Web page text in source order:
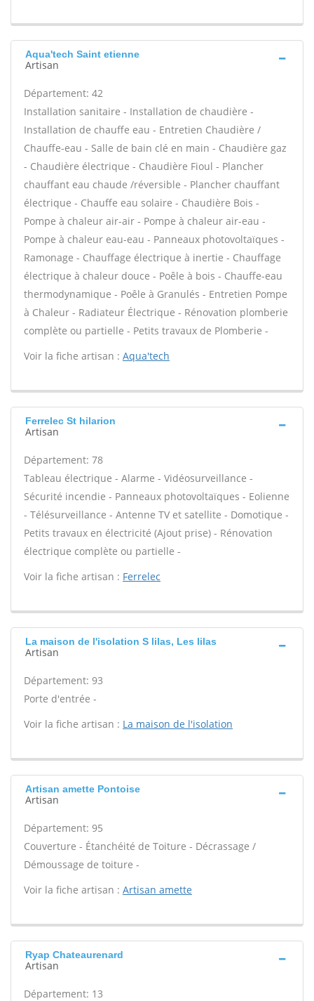
Aqua'tech Saint etienne
Artisan
Département: 42
Installation sanitaire - Installation de chaudière -
Installation de chauffe eau - Entretien Chaudière /
Chauffe-eau - Salle de bain clé en main - Chaudière gaz
- Chaudière électrique - Chaudière Fioul - Plancher
chauffant eau chaude /réversible - Plancher chauffant
électrique - Chauffe eau solaire - Chaudière Bois -
Pompe à chaleur air-air - Pompe à chaleur air-eau -
Pompe à chaleur eau-eau - Panneaux photovoltaïques -
Ramonage - Chauffage électrique à inertie - Chauffage
électrique à chaleur douce - Poêle à bois - Chauffe-eau
thermodynamique - Poêle à Granulés - Entretien Pompe
à Chaleur - Radiateur Électrique - Rénovation plomberie
complète ou partielle - Petits travaux de Plomberie -
Voir la fiche artisan : Aqua'tech
Ferrelec St hilarion
Artisan
Département: 78
Tableau électrique - Alarme - Vidéosurveillance -
Sécurité incendie - Panneaux photovoltaïques - Eolienne
- Télésurveillance - Antenne TV et satellite - Domotique -
Petits travaux en électricité (Ajout prise) - Rénovation
électrique complète ou partielle -
Voir la fiche artisan : Ferrelec
La maison de l'isolation S lilas, Les lilas
Artisan
Département: 93
Porte d'entrée -
Voir la fiche artisan : La maison de l'isolation
Artisan amette Pontoise
Artisan
Département: 95
Couverture - Étanchéité de Toiture - Décrassage /
Démoussage de toiture -
Voir la fiche artisan : Artisan amette
Ryap Chateaurenard
Artisan
Département: 13